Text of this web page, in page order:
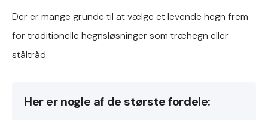
Der er mange grunde til at vælge et levende hegn frem
for traditionelle hegnsløsninger som træhegn eller
ståltråd.
Her er nogle af de største fordele: